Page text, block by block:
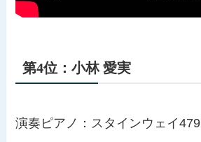
第4位：小林 愛実
演奏ピアノ：スタインウェイ479